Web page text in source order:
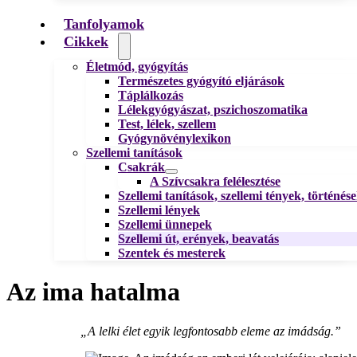
Tanfolyamok
Cikkek
Életmód, gyógyítás
Természetes gyógyító eljárások
Táplálkozás
Lélekgyógyászat, pszichoszomatika
Test, lélek, szellem
Gyógynövénylexikon
Szellemi tanítások
Csakrák
A Szívcsakra felélesztése
Szellemi tanítások, szellemi tények,
Szellemi lények
Szellemi ünnepek
Szellemi út, erények, beavatás
Szentek és mesterek
Az ima hatalma
„A lelki élet egyik legfontosabb eleme az imádság.”